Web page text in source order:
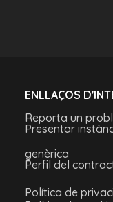
ENLLAÇOS
Reporta un
Presentar
genèrica
Perfil del
Política de